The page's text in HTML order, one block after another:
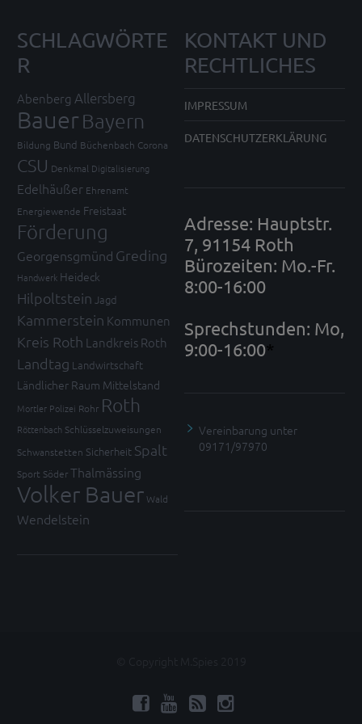
SCHLAGWÖRTE
R
Abenberg Allersberg
Bauer Bayern
Bildung Bund Büchenbach Corona
CSU Denkmal Digitalisierung
Edelhäußer Ehrenamt
Energiewende Freistaat
Förderung
Georgensgmünd Greding
Handwerk Heideck
Hilpoltstein Jagd
Kammerstein Kommunen
Kreis Roth Landkreis Roth
Landtag Landwirtschaft
Ländlicher Raum Mittelstand
Mortler Polizei Rohr Roth
Röttenbach Schlüsselzuweisungen
Schwanstetten Sicherheit Spalt
Sport SöderThalmässing
Volker BauerWald
Wendelstein
KONTAKT UND
RECHTLICHES
IMPRESSUM
DATENSCHUTZERKLÄRUNG
Adresse: Hauptstr.
7, 91154 Roth
Bürozeiten: Mo.-Fr.
8:00-16:00
Sprechstunden: Mo,
9:00-16:00*
Vereinbarung unter
09171/97970